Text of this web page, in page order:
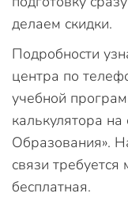
делаем скидки.
Подробности
центра по
учебной
калькулятора
Образования».
связи требуется
бесплатная.